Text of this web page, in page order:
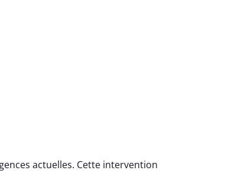
actuelles. Cette intervention